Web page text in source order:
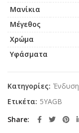
Μανίκια
Μέγεθος
Χρώμα
Υφάσματα
Κατηγορίες: Ένδυση
Ετικέτα: 5YAGB
Share